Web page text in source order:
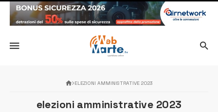
ELEZIONI AMMINISTRATIVE 2023
elezioni amministrative 2023